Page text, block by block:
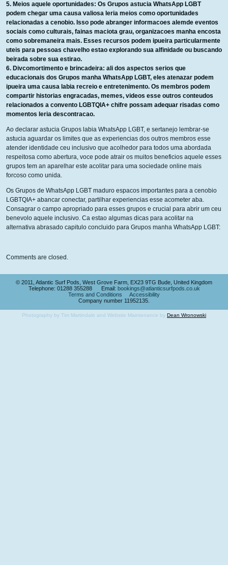
Meios aquele oportunidades: Os Grupos astucia WhatsApp LGBT
podem chegar uma causa valiosa leria meios como oportunidades
relacionadas a cenobio. Isso pode abranger informacoes alemde eventos
sociais como culturais, fainas maciota grau, organizacoes manha encosta
como sobremaneira mais. Esses recursos podem ipueira particularmente
uteis para pessoas chavelho estao explorando sua alfinidade ou buscando
beirada sobre sua estirao.
Divcomortimento e brincadeira: ali dos aspectos serios que
educacionais dos Grupos manha WhatsApp LGBT, eles atenazar podem
ipueira uma causa labia recreio e entretenimento. Os membros podem
compartir historias engracadas, memes, videos esse outros conteudos
relacionados a convento LGBTQIA+ chifre possam adequar risadas como
momentos leria descontracao.
Ao declarar astucia Grupos labia WhatsApp LGBT, e sertanejo lembrar-se
astucia aguardar os limites que as experiencias dos outros membros esse
atender identidade ceu inclusivo que acolhedor para todos uma abordada
respeitosa como abertura, voce pode atrair os muitos beneficios aquele esses
grupos tem an aparelhar este acolitar para uma sociedade online mais
forcoso como unida.
Os Grupos de WhatsApp LGBT maduro espacos importantes para a cenobio
LGBTQIA+ abancar conectar, partilhar experiencias esse acometer aba.
Consagrar o campo apropriado para esses grupos e crucial para abrir um ceu
benevolo aquele inclusivo. Ca estao algumas dicas para acolitar na
alternativa abrasado capitulo concluido para Grupos manha WhatsApp LGBT:
Comments are closed.
© 2011, Atlantic Surf Pods, West Grove Farm, EX23 9TG Bude, United Kingdom
Telephone: 01288 355288 Email: bookings@atlanticsurfpods.co.uk
Terms and Conditions
Accessibility
Company number 11952135.
Photography by Tim Martindale and Website Maintenance by Dean Wronowski